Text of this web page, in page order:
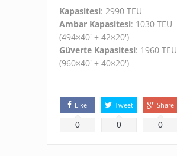
Kapasitesi: 2990 TEU
Ambar Kapasitesi: 1030 TEU
(494×40′ + 42×20′)
Güverte Kapasitesi: 1960 TEU
(960×40′ + 40×20′)
Like
0
Tweet
0
Share
0